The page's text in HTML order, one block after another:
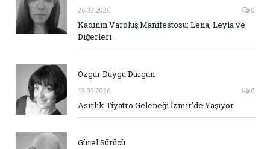
26.03.2026 0
Kadının Varoluş Manifestosu: Lena, Leyla ve
Diğerleri
Özgür Duygu Durgun
13.03.2026 0
Asırlık Tiyatro Geleneği İzmir’de Yaşıyor
Gürel Sürücü